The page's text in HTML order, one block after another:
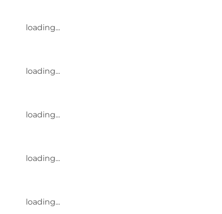
loading...
loading...
loading...
loading...
loading...